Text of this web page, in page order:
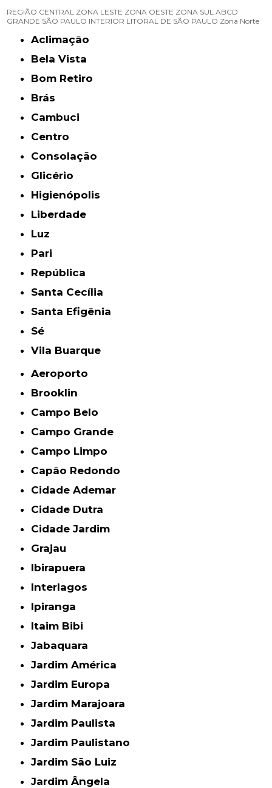
REGIÃO CENTRAL ZONA LESTE ZONA OESTE ZONA SUL ABCD
GRANDE SÃO PAULO INTERIOR LITORAL DE SÃO PAULO Zona Norte
Aclimação
Bela Vista
Bom Retiro
Brás
Cambuci
Centro
Consolação
Glicério
Higienópolis
Liberdade
Luz
Pari
República
Santa Cecília
Santa Efigênia
Sé
Vila Buarque
Aeroporto
Brooklin
Campo Belo
Campo Grande
Campo Limpo
Capão Redondo
Cidade Ademar
Cidade Dutra
Cidade Jardim
Grajau
Ibirapuera
Interlagos
Ipiranga
Itaim Bibi
Jabaquara
Jardim América
Jardim Europa
Jardim Marajoara
Jardim Paulista
Jardim Paulistano
Jardim São Luiz
Jardim Ângela